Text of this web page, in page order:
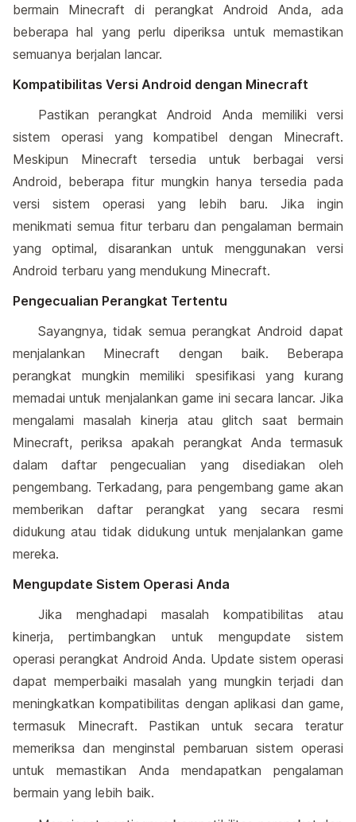
bermain Minecraft di perangkat Android Anda, ada
beberapa hal yang perlu diperiksa untuk memastikan
semuanya berjalan lancar.
Kompatibilitas Versi Android dengan Minecraft
Pastikan perangkat Android Anda memiliki versi
sistem operasi yang kompatibel dengan Minecraft.
Meskipun Minecraft tersedia untuk berbagai versi
Android, beberapa fitur mungkin hanya tersedia pada
versi sistem operasi yang lebih baru. Jika ingin
menikmati semua fitur terbaru dan pengalaman bermain
yang optimal, disarankan untuk menggunakan versi
Android terbaru yang mendukung Minecraft.
Pengecualian Perangkat Tertentu
Sayangnya, tidak semua perangkat Android dapat
menjalankan Minecraft dengan baik. Beberapa
perangkat mungkin memiliki spesifikasi yang kurang
memadai untuk menjalankan game ini secara lancar. Jika
mengalami masalah kinerja atau glitch saat bermain
Minecraft, periksa apakah perangkat Anda termasuk
dalam daftar pengecualian yang disediakan oleh
pengembang. Terkadang, para pengembang game akan
memberikan daftar perangkat yang secara resmi
didukung atau tidak didukung untuk menjalankan game
mereka.
Mengupdate Sistem Operasi Anda
Jika menghadapi masalah kompatibilitas atau
kinerja, pertimbangkan untuk mengupdate sistem
operasi perangkat Android Anda. Update sistem operasi
dapat memperbaiki masalah yang mungkin terjadi dan
meningkatkan kompatibilitas dengan aplikasi dan game,
termasuk Minecraft. Pastikan untuk secara teratur
memeriksa dan menginstal pembaruan sistem operasi
untuk memastikan Anda mendapatkan pengalaman
bermain yang lebih baik.